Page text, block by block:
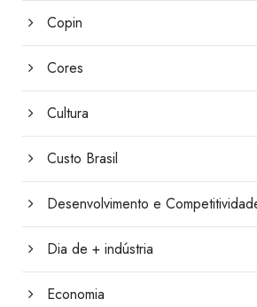
Copin
Cores
Cultura
Custo Brasil
Desenvolvimento e
Dia de + indústria
Economia